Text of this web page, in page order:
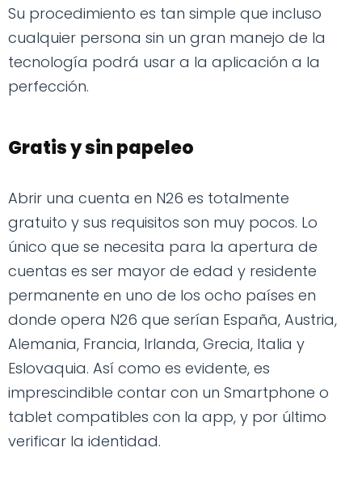
Su procedimiento es tan simple que incluso
cualquier persona sin un gran manejo de la
tecnología podrá usar a la aplicación a la
perfección.
Gratis y sin papeleo
Abrir una cuenta en N26 es totalmente
gratuito y sus requisitos son muy pocos. Lo
único que se necesita para la apertura de
cuentas es ser mayor de edad y residente
permanente en uno de los ocho países en
donde opera N26 que serían España, Austria,
Alemania, Francia, Irlanda, Grecia, Italia y
Eslovaquia. Así como es evidente, es
imprescindible contar con un Smartphone o
tablet compatibles con la app, y por último
verificar la identidad.